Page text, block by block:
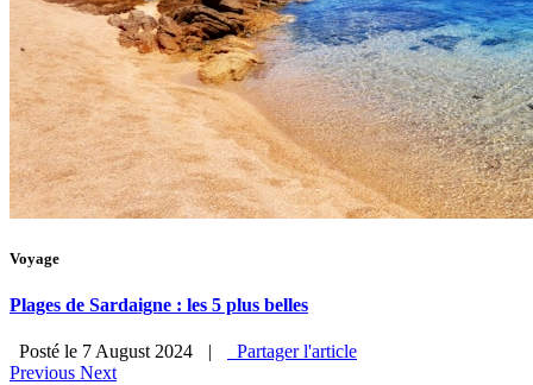
Voyage
Plages de Sardaigne : les 5 plus belles
Posté le 7 August 2024 |
Partager l'article
Previous Next